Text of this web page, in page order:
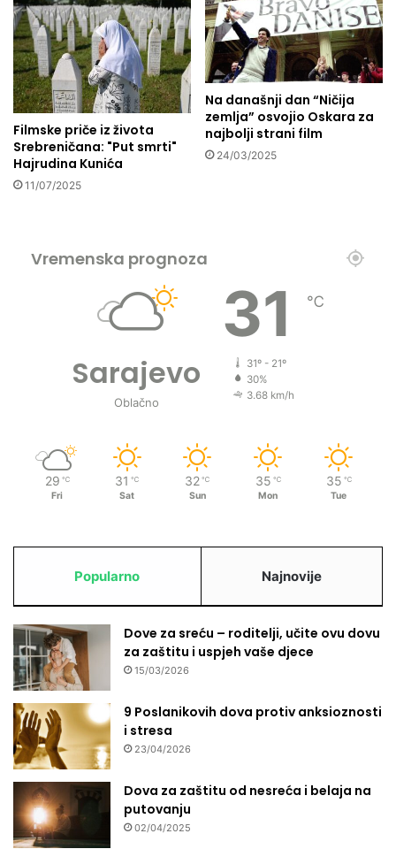
e
’
a
ž
n
i
j
e
z
a
z
d
Filmske priče iz života
Srebreničana: "Put smrti"
Hajrudina Kunića
11/07/2025
Na današnji dan “Ničija
zemlja” osvojio Oskara za
najbolji strani film
24/03/2025
Vremenska prognoza
Sarajevo
Oblačno
31 ℃
31º - 21º
30%
3.68 km/h
29 ℃
Fri
31 ℃
Sat
32 ℃
Sun
35 ℃
Mon
35 ℃
Tue
Popularno Najnovije
Dove za sreću – roditelji, učite ovu dovu
za zaštitu i uspjeh vaše djece
15/03/2026
9 Poslanikovih dova protiv anksioznosti
i stresa
23/04/2026
Dova za zaštitu od nesreća i belaja na
putovanju
02/04/2025